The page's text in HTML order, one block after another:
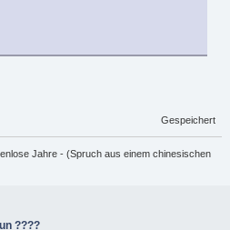
Gespeichert
Jahre - (Spruch aus einem chinesischen
????